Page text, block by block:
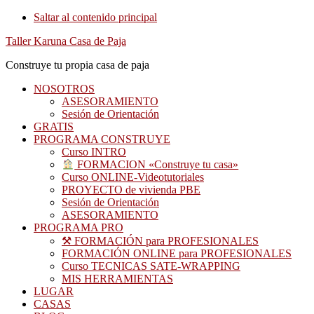
Saltar al contenido principal
Taller Karuna Casa de Paja
Construye tu propia casa de paja
NOSOTROS
ASESORAMIENTO
Sesión de Orientación
GRATIS
PROGRAMA CONSTRUYE
Curso INTRO
FORMACION «Construye tu casa»
Curso ONLINE-Videotutoriales
PROYECTO de vivienda PBE
Sesión de Orientación
ASESORAMIENTO
PROGRAMA PRO
⚒ FORMACIÓN para PROFESIONALES
FORMACIÓN ONLINE para PROFESIONALES
Curso TECNICAS SATE-WRAPPING
MIS HERRAMIENTAS
LUGAR
CASAS